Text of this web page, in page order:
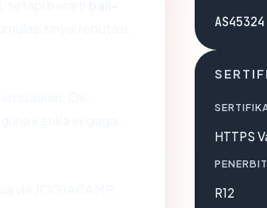
AS45324
HTTPS
R12